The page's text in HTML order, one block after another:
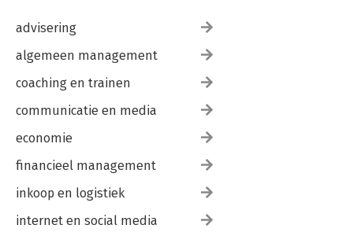
advisering
algemeen management
coaching en trainen
communicatie en media
economie
financieel management
inkoop en logistiek
internet en social media